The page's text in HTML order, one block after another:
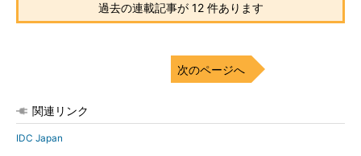
過去の連載記事が 12 件あります
次のページへ
関連リンク
IDC Japan